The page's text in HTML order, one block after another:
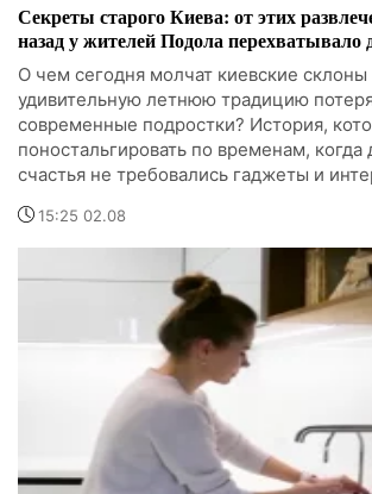
Секреты старого Киева: от этих
назад у жителей Подола перехватывало
О чем сегодня молчат киевские
удивительную летнюю традицию
современные подростки? История,
поностальгировать по временам, когда
счастья не требовались гаджеты и
15:25 02.08